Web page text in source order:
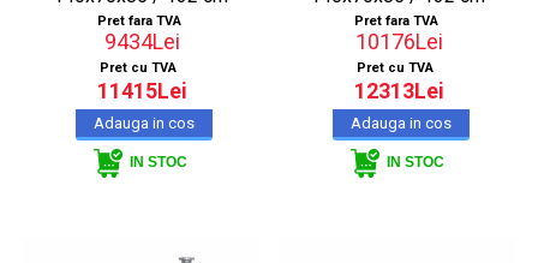
Pret fara TVA
9434Lei
Pret cu TVA
11415Lei
IN STOC
Pret fara TVA
10176Lei
Pret cu TVA
12313Lei
IN STOC